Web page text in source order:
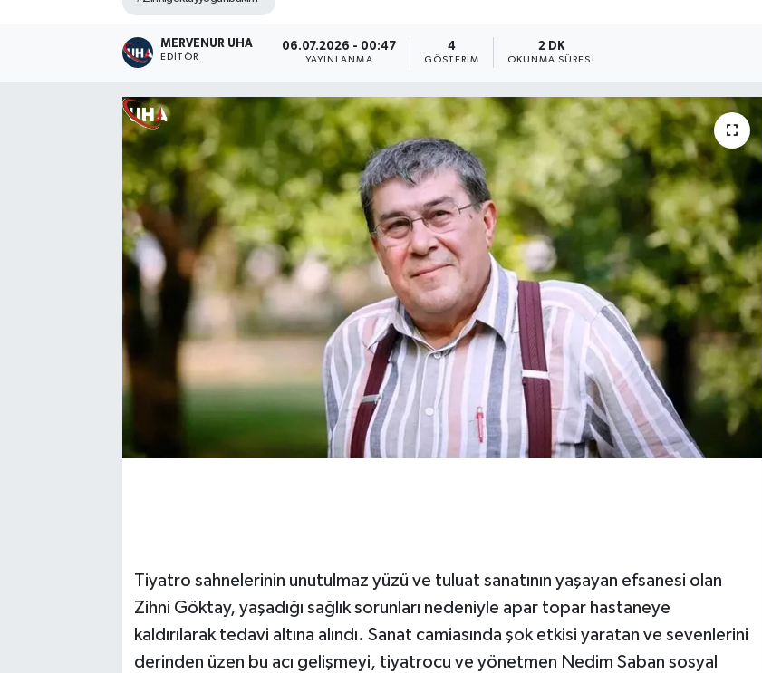
MERVENUR UHA
EDITÖR
06.07.2026 - 00:47
YAYINLANMA
4
GÖSTERIM
2 DK
OKUNMA SÜRESI
Tiyatro sahnelerinin unutulmaz yüzü ve tuluat sanatının yaşayan efsanesi olan
Zihni Göktay, yaşadığı sağlık sorunları nedeniyle apar topar hastaneye
kaldırılarak tedavi altına alındı. Sanat camiasında şok etkisi yaratan ve sevenlerini
derinden üzen bu acı gelişmeyi, tiyatrocu ve yönetmen Nedim Saban sosyal